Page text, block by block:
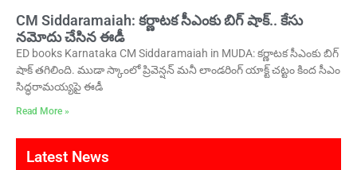
CM Siddaramaiah: కర్ణాటక సీఎంకు బిగ్ షాక్.. కేసు
నమోదు చేసిన ఈడీ
ED books Karnataka CM Siddaramaiah in MUDA: కర్ణాటక సీఎంకు బిగ్
షాక్ తగిలింది. ముడా స్కాంలో ప్రివెన్షన్ మనీ లాండరింగ్ యాక్ట్ చట్టం కింద సీఎం
సిద్ధరామయ్యపై ఈడీ
Read More »
Latest News